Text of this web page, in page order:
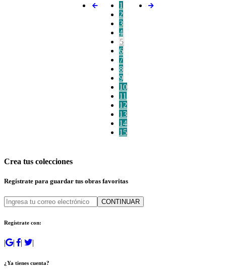
1
2
3
4
5
6
7
8
9
10
11
12
13
14
15
Crea tus colecciones
Regístrate para guardar tus obras favoritas
CONTINUAR
Regístrate con:
| | | |
¿Ya tienes cuenta?